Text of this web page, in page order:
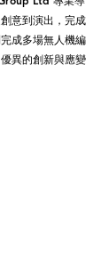
意到演出，完成
成多場無人機編
異的創新與應變